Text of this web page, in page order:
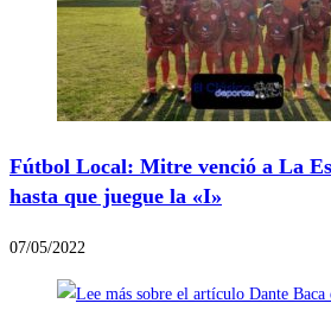
Fútbol Local: Mitre venció a La
hasta que juegue la «I»
07/05/2022